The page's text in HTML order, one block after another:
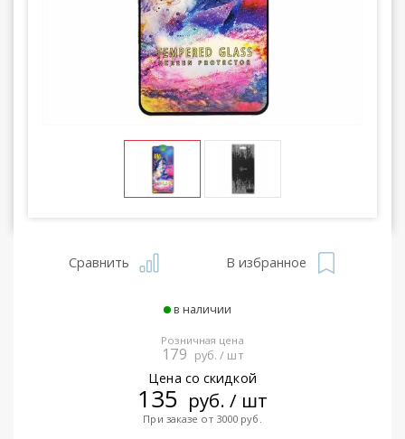
Сравнить В избранное
в наличии
Розничная цена
179 руб. / шт
Цена со скидкой
135 руб. / шт
При заказе от 3000 руб.